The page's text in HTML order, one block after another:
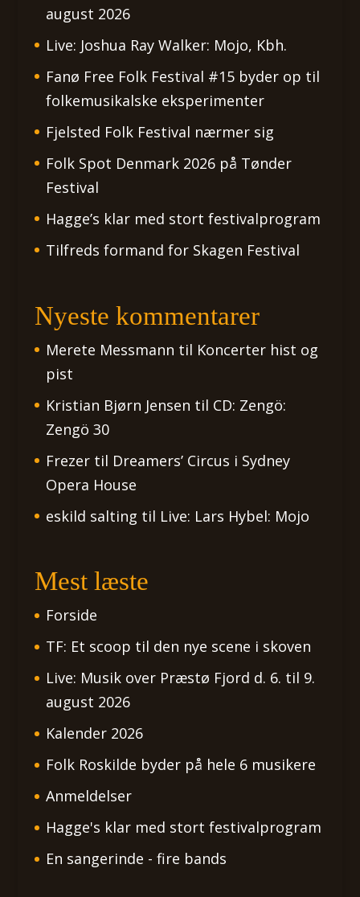
august 2026
Live: Joshua Ray Walker: Mojo, Kbh.
Fanø Free Folk Festival #15 byder op til
folkemusikalske eksperimenter
Fjelsted Folk Festival nærmer sig
Folk Spot Denmark 2026 på Tønder
Festival
Hagge’s klar med stort festivalprogram
Tilfreds formand for Skagen Festival
Nyeste kommentarer
Merete Messmann til Koncerter hist og
pist
Kristian Bjørn Jensen til CD: Zengö:
Zengö 30
Frezertil Dreamers’ Circus i Sydney
Opera House
eskild salting til Live: Lars Hybel: Mojo
Mest læste
Forside
TF: Et scoop til den nye scene i skoven
Live: Musik over Præstø Fjord d. 6. til 9.
august 2026
Kalender 2026
Folk Roskilde byder på hele 6 musikere
Anmeldelser
Hagge's klar med stort festivalprogram
En sangerinde - fire bands